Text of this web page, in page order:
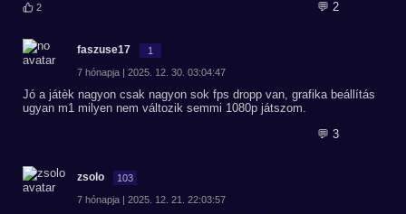
2 💬 2
faszuse17 1
7 hónapja | 2025. 12. 30. 03:04:47
Jó a játèk nagyon csak nagyon sok fps dropp van, grafika beállítás
ugyan m1 milyen nem változik semmi 1080p játszom.
💬 3
zsolo 103
7 hónapja | 2025. 12. 21. 22:03:57